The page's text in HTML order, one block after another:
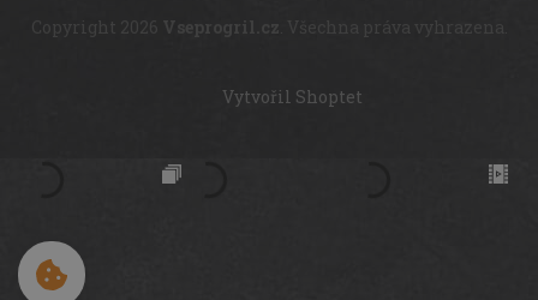
Vytvořil Shoptet
Copyright 2026 Vseprogril.cz . Všechna práva vyhrazena.
Cookies